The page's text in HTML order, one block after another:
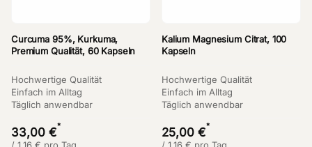
Curcuma 95%, Kurkuma,
Premium Qualität, 60 Kapseln
Hochwertige Qualität
Einfach im Alltag
Täglich anwendbar
33,00 €*
Kalium Magnesium Citrat, 100
Kapseln
Hochwertige Qualität
Einfach im Alltag
Täglich anwendbar
25,00 €*